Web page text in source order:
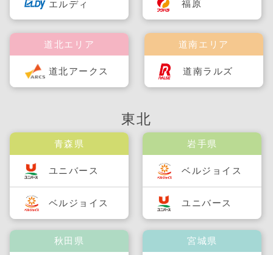
エルディ
道南エリア
道南ラルズ
道北エリア
道北アークス
福原
東北
青森県
ユニバース
ベルジョイス
秋田県
岩手県
ベルジョイス
ユニバース
宮城県